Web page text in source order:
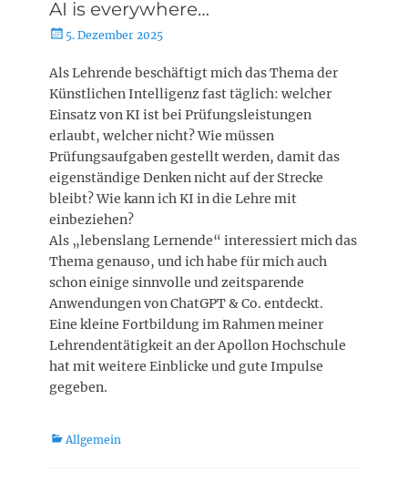
AI is everywhere…
Posted5. Dezember 2025
Als Lehrende beschäftigt mich das Thema der
Künstlichen Intelligenz fast täglich: welcher
Einsatz von KI ist bei Prüfungsleistungen
erlaubt, welcher nicht? Wie müssen
Prüfungsaufgaben gestellt werden, damit das
eigenständige Denken nicht auf der Strecke
bleibt? Wie kann ich KI in die Lehre mit
einbeziehen?
Als „lebenslang Lernende“ interessiert mich das
Thema genauso, und ich habe für mich auch
schon einige sinnvolle und zeitsparende
Anwendungen von ChatGPT & Co. entdeckt.
Eine kleine Fortbildung im Rahmen meiner
Lehrendentätigkeit an der Apollon Hochschule
hat mit weitere Einblicke und gute Impulse
gegeben.
Kategorien
Allgemein